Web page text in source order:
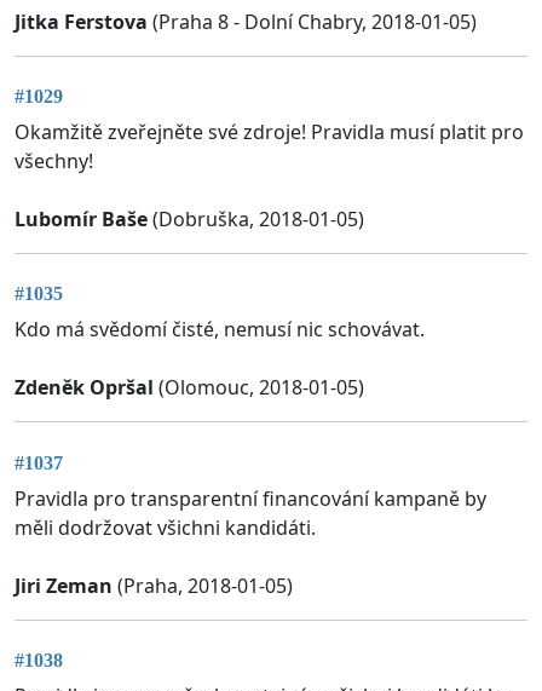
Jitka Ferstova (Praha 8 - Dolní Chabry, 2018-01-05)
#1029
Okamžitě zveřejněte své zdroje! Pravidla musí platit pro
všechny!
Lubomír Baše(Dobruška, 2018-01-05)
#1035
Kdo má svědomí čisté, nemusí nic schovávat.
Zdeněk Opršal (Olomouc, 2018-01-05)
#1037
Pravidla pro transparentní financování kampaně by
měli dodržovat všichni kandidáti.
Jiri Zeman (Praha, 2018-01-05)
#1038